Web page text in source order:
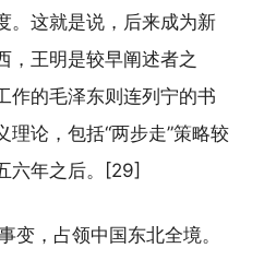
。这就是说，后来成为新
，王明是较早阐述者之
作的毛泽东则连列宁的书
理论，包括“两步走”策略较
六年之后。[29]
变，占领中国东北全境。